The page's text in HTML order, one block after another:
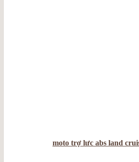
moto trợ lưc abs land